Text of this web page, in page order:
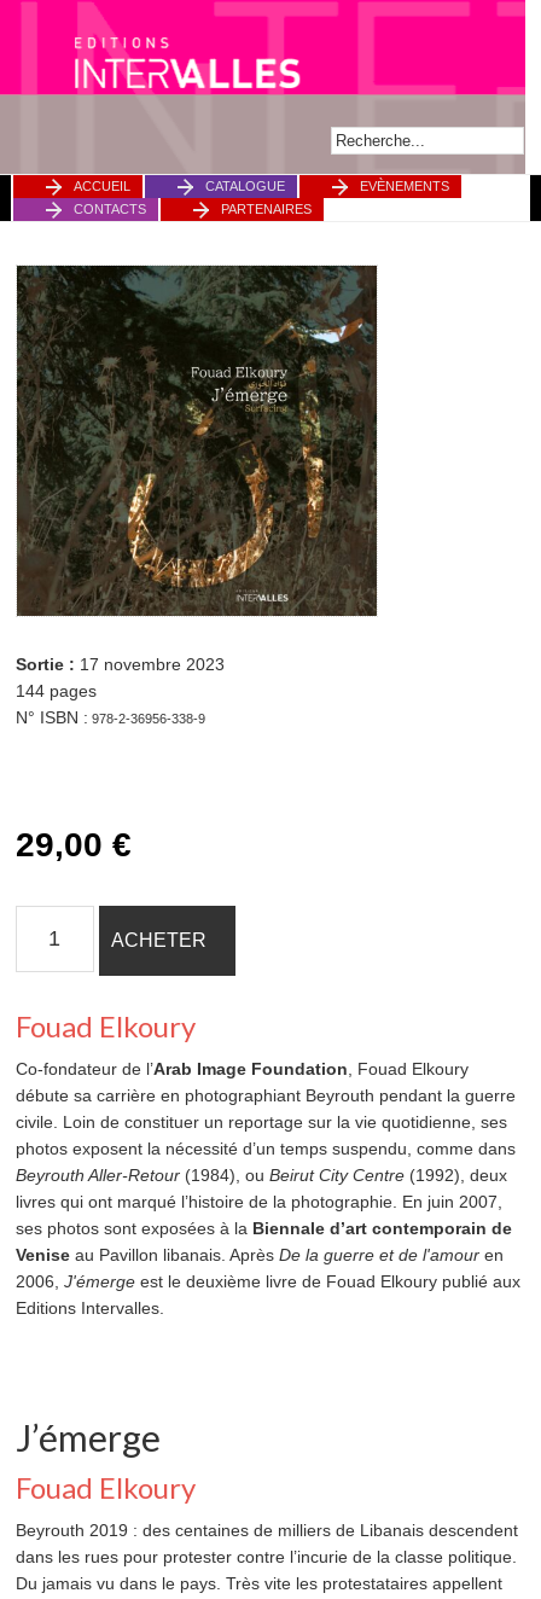
ACCUEIL CATALOGUE
EVÈNEMENTS
CONTACTS
PARTENAIRES
29,00 € quantité
Sortie : 17 novembre 2023
144 pages
N° ISBN : 978-2-36956-338-9
29,00 €
J'émerge
ACHETER
Fouad Elkoury
Co-fondateur de l’Arab Image Foundation , Fouad Elkoury
débute sa carrière en photographiant Beyrouth pendant la guerre
civile. Loin de constituer un reportage sur la vie quotidienne, ses
photos exposent la nécessité d’un temps suspendu, comme dans
Beyrouth Aller-Retour(1984), ou Beirut City Centre(1992), deux
livres qui ont marqué l’histoire de la photographie. En juin 2007,
ses photos sont exposées à la Biennale d’art contemporain de
Venise au Pavillon libanais. Après De la guerre et de l'amouren
2006, J'émergeest le deuxième livre de Fouad Elkoury publié aux
Editions Intervalles.
J’émerge
Fouad Elkoury
Beyrouth 2019 : des centaines de milliers de Libanais descendent
dans les rues pour protester contre l’incurie de la classe politique.
Du jamais vu dans le pays. Très vite les protestataires appellent